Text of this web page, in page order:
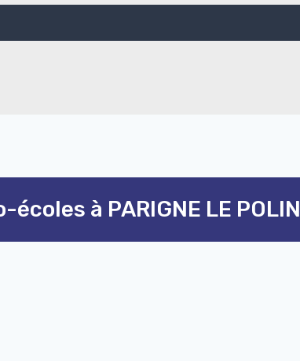
écoles à PARIGNE LE POLIN